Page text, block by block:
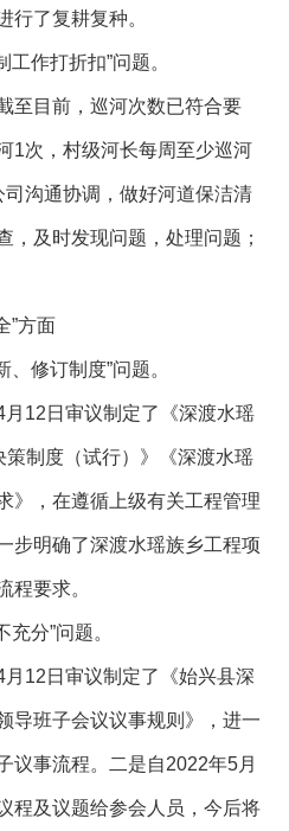
行了复耕复种。
作打折扣”问题。
目前，巡河次数已符合要
1次，村级河长每周至少巡河
沟通协调，做好河道保洁清
，及时发现问题，处理问题；
方面
修订制度”问题。
12日审议制定了《深渡水瑶
策制度（试行）》《深渡水瑶
》，在遵循上级有关工程管理
步明确了深渡水瑶族乡工程项
程要求。
分”问题。
12日审议制定了《始兴县深
导班子会议议事规则》，进一
议事流程。二是自2022年5月
程及议题给参会人员，今后将